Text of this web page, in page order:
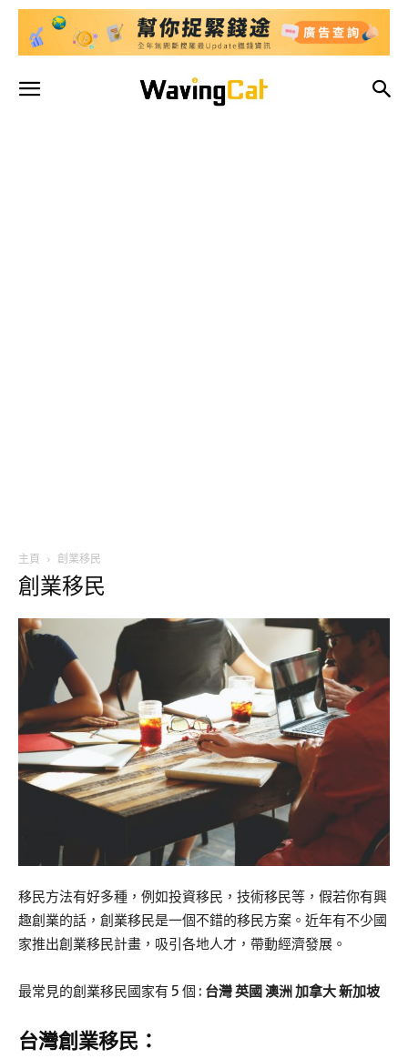
主頁 創業移民
創業移民
移民方法有好多種，例如投資移民，技術移民等，假若你有興
趣創業的話，創業移民是一個不錯的移民方案。近年有不少國
家推出創業移民計畫，吸引各地人才，帶動經濟發展。
最常見的創業移民國家有 5 個 : 台灣英國澳洲加拿大 新加坡
台灣創業移民：